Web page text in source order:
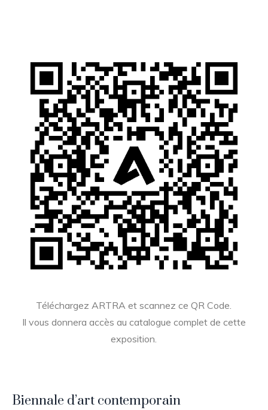
Téléchargez ARTRA et scannez ce QR Code.
Il vous donnera accès au catalogue complet de cette
exposition.
Biennale d’art contemporain